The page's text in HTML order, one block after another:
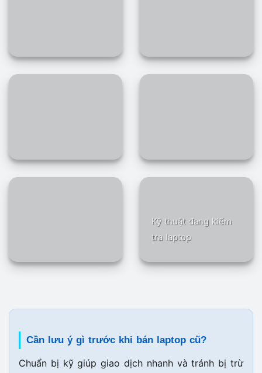
Kỹ thuật đang kiểm
tra laptop
Cần lưu ý gì trước khi bán laptop cũ?
Chuẩn bị kỹ giúp giao dịch nhanh và tránh bị trừ